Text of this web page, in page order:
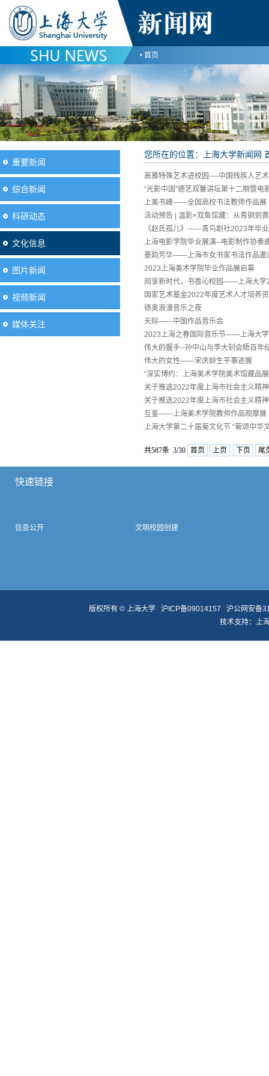
首页
重要新闻
综合新闻
科研动态
文化信息
图片新闻
视频新闻
媒体关注
您所在的位置： 上海大学新闻网
高雅特殊艺术进校园----中国残疾人艺
“光影中国”德艺双馨讲坛第十二期暨
上美书峰——全国高校书法教师作品展
活动预告 | 温影×双鱼馆藏：从青铜到
《赵氏孤儿》——青鸟剧社2023年毕
上海电影学院毕业展演--电影制作协奏
墨韵芳华——上海市女书家书法作品邀
2023上海美术学院毕业作品展启幕
阅享新时代，书香沁校园——上海大学
国家艺术基金2022年度艺术人才培养
德奥浪漫音乐之夜
天际——中国作品音乐会
2023上海之春国际音乐节——上海大
伟大的握手--孙中山与李大钊会晤百年
伟大的女性——宋庆龄生平事迹展
“深实博约：上海美术学院美术馆藏品展
关于推选2022年度上海市社会主义精
关于推选2022年度上海市社会主义精
互鉴——上海美术学院教师作品观摩展
上海大学第二十届菊文化节 “菊颂中华
共587条 3/30 首页 上页 下页 尾
快速链接
信息公开 文明校园创建
版权所有 © 上海大学 沪ICP备09014157
沪公网安备
技术支持：上